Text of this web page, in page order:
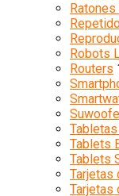
Robots
Routers
Tablets
Tablets
Tarjetas
Tarjetas